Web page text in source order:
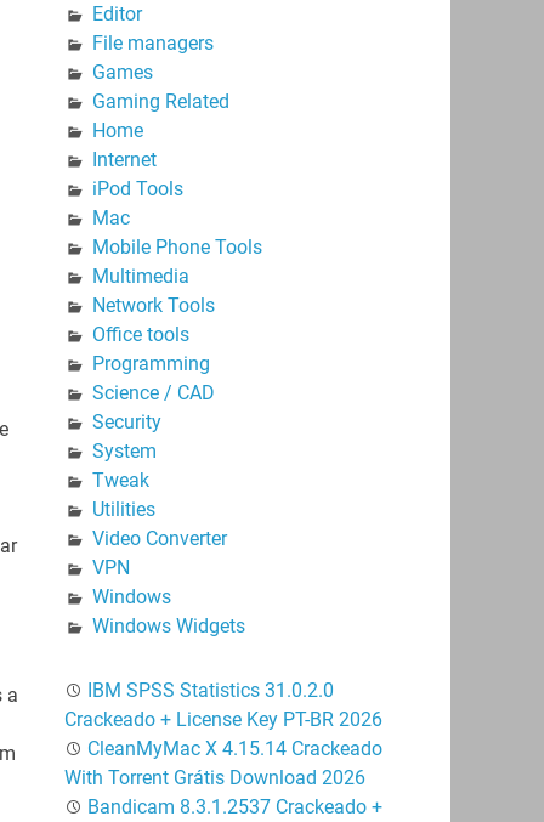
a
Editor
File managers
Games
Gaming Related
Home
Internet
iPod Tools
Mac
Mobile Phone Tools
Multimedia
Network Tools
Office tools
Programming
Science / CAD
Security
System
Tweak
Utilities
Video Converter
VPN
Windows
Windows Widgets
IBM SPSS Statistics 31.0.2.0
Crackeado + License Key PT-BR 2026
CleanMyMac X 4.15.14 Crackeado
With Torrent Grátis Download 2026
Bandicam 8.3.1.2537 Crackeado +